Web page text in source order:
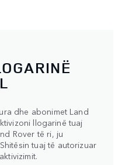
dhe abonimet Land
llogarinë tuaj
Rover të ri, ju
tuaj të autorizuar